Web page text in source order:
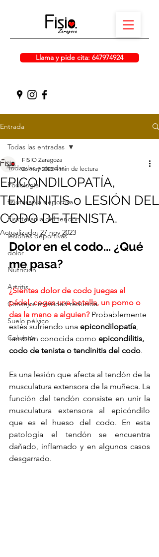
Llama y pide cita: 647974924
Entrada
Todas las entradas
Podología
fisioterapia deportiva
Fisioterapia del tendón
lesiones deportivas
dolor
Nutrición
Artritis
Consejos movilidad reducida
Suelo pélvico
Columna
Todas las entradas
EPICONDILOPATÍA,
TENDINITIS o LESIÓN DEL
CODO DE TENISTA.
FISIO Zaragoza
26 may 2022 4 min de lectura
Actualizado: 27 nov 2023
Dolor en el codo... ¿Qué
me pasa?
¿Sientes dolor de codo juegas al
pádel, coges una botella, un pomo o
das la mano a alguien? Probablemente
estés sufriendo una epicondilopatía,
también conocida como epicondilitis,
codo de tenista o tendinitis del codo.
Es una lesión que afecta al tendón de la
musculatura extensora de la muñeca. La
función del tendón consiste en unir la
musculatura extensora al epicóndilo
que es el hueso del codo. En esta
patología el tendón se encuentra
dañado, inflamado y en algunos casos
desgarrado.